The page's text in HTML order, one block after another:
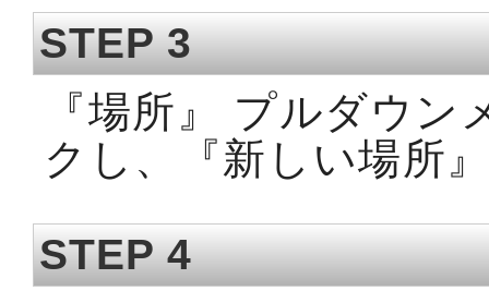
STEP 3
『場所』 プルダウ
クし、『新しい場所
STEP 4